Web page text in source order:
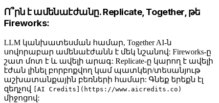
Ո՞րն է ամենաէժանը. Replicate, Together, թե
Fireworks:
LLM կանխատեսման համար, Together AI-ն
սովորաբար ամենաէժանն է մեկ նշանով: Fireworks-ը
շատ մոտ է և ավելի արագ: Replicate-ը կարող է ավելի
էժան լինել բորբոքվող կամ պատկեր/տեսանյութ
աշխատանքային բեռների համար: Գնեք երեքն էլ
զեղչով
[AI Credits](https://www.aicredits.co)
միջոցով: